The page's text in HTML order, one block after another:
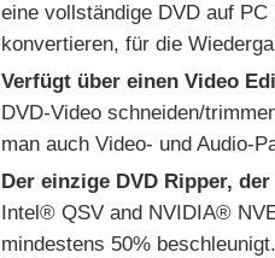
eine vollständige DVD auf
konvertieren, für die
Verfügt über einen Video
DVD-Video schneiden/
man auch Video- und Audio-
Der einzige DVD Ripper,
Intel® QSV and NVIDIA®
mindestens 50%